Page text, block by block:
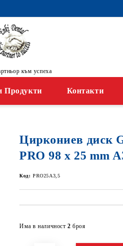
към успеха
Продукти Контакти
Циркониев диск
PRO 98 x 25 mm
Код: PRO25A3,5
Има в наличност 2 броя